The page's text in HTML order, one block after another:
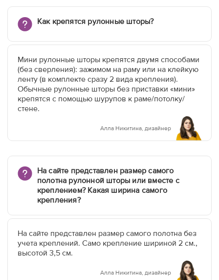
Как крепятся рулонные шторы?
Мини рулонные шторы крепятся двумя способами
(без сверления): зажимом на раму или на клейкую
ленту (в комплекте сразу 2 вида крепления).
Обычные рулонные шторы без приставки «мини»
крепятся с помощью шурупов к раме/потолку/
стене.
Алла Никитина, дизайнер
На сайте представлен размер самого
полотна рулонной шторы или вместе с
креплением? Какая ширина самого
крепления?
На сайте представлен размер самого полотна без
учета креплений. Само крепление шириной 2 см.,
высотой 3,5 см.
Алла Никитина, дизайнер